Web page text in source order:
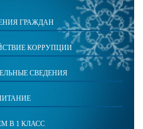
ГРАЖДАН
КОРРУПЦИИ
СВЕДЕНИЯ
В 1 КЛАСС